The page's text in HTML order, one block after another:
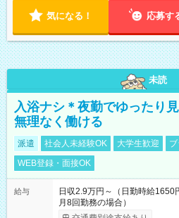
気になる！ 応募す
未読
入浴ナシ＊夜勤でゆったり
無理なく働ける
派遣 社会人未経験OK 大学生歓迎
WEB登録・面接OK
給与
日収2.9万円～（日勤時給
月8回勤務の場合）